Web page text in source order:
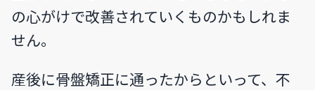
の心がけで改善されていくものかもしれま
せん。
産後に骨盤矯正に通ったからといって、不